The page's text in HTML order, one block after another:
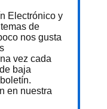
Electrónico y
de
nos gusta
vez cada
baja
en nuestra